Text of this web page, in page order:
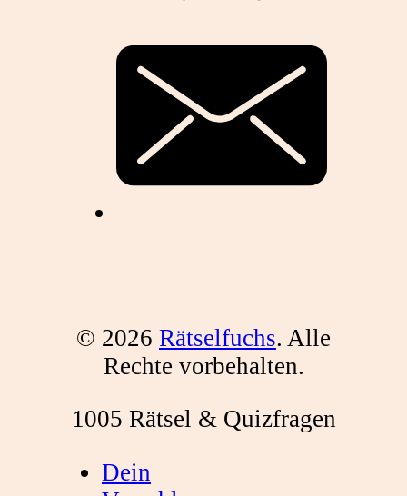
© 2026 Rätselfuchs. Alle
Rechte vorbehalten.
1005 Rätsel & Quizfragen
Dein